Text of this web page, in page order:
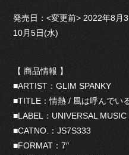
発売日：<変更前> 2022年8
10月5日(水)
【 商品情報 】
■ARTIST：GLIM SPANKY
■TITLE：情熱 / 風は呼んでい
■LABEL：UNIVERSAL
■CATNO.：JS7S333
■FORMAT：7″